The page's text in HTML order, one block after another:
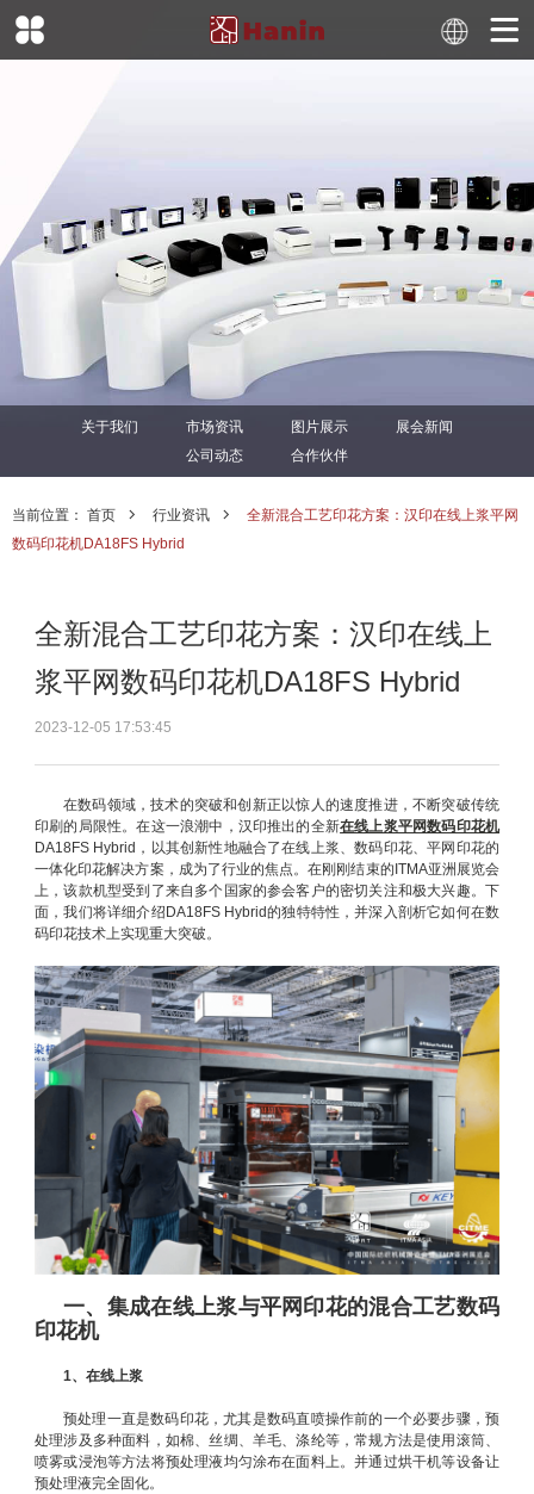
关于我们 市场资讯 图片展示
展会新闻
公司动态
合作伙伴
当前位置： 首页 行业资讯
全新混合工艺印花方案：汉印在线上浆平网
数码印花机DA18FS Hybrid
全新混合工艺印花方案：汉印在线上
浆平网数码印花机DA18FS Hybrid
2023-12-05 17:53:45
在数码领域，技术的突破和创新正以惊人的速度推进，不断突破传统
印刷的局限性。在这一浪潮中，汉印推出的全新在线上浆平网数码印花机
DA18FS Hybrid，以其创新性地融合了在线上浆、数码印花、平网印花的
一体化印花解决方案，成为了行业的焦点。在刚刚结束的ITMA亚洲展览会
上，该款机型受到了来自多个国家的参会客户的密切关注和极大兴趣。下
面，我们将详细介绍DA18FS Hybrid的独特特性，并深入剖析它如何在数
码印花技术上实现重大突破。
一、集成在线上浆与平网印花的混合工艺数码
印花机
1、在线上浆
预处理一直是数码印花，尤其是数码直喷操作前的一个必要步骤，预
处理涉及多种面料，如棉、丝绸、羊毛、涤纶等，常规方法是使用滚筒、
喷雾或浸泡等方法将预处理液均匀涂布在面料上。并通过烘干机等设备让
预处理液完全固化。